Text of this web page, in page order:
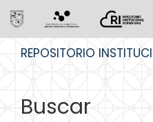
REPOSITORIO
Buscar